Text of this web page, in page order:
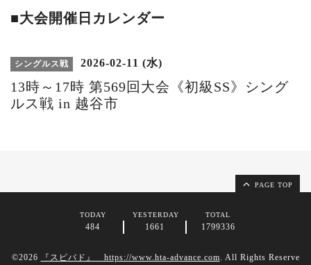
■大会開催日カレンダー
シングルス戦 2026-02-11 (水)
13時～17時 第569回大会《初級SS》シング
ルス戦 in 越谷市
PAGE TOP
TODAY
484
YESTERDAY
1661
TOTAL
1799336
©2026 『スピバド』 https://www.hta-advance.com. All Rights Reserve